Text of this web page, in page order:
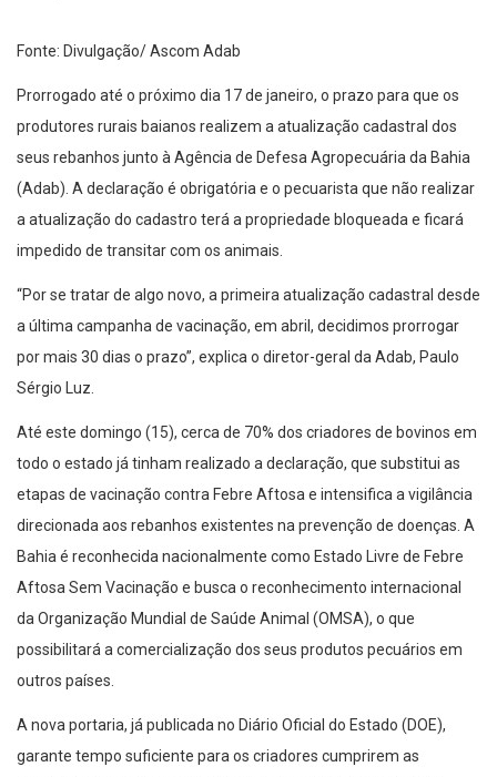
Fonte: Divulgação/ Ascom Adab
Prorrogado até o próximo dia 17 de janeiro, o prazo para que os
produtores rurais baianos realizem a atualização cadastral dos
seus rebanhos junto à Agência de Defesa Agropecuária da Bahia
(Adab). A declaração é obrigatória e o pecuarista que não realizar
a atualização do cadastro terá a propriedade bloqueada e ficará
impedido de transitar com os animais.
“Por se tratar de algo novo, a primeira atualização cadastral desde
a última campanha de vacinação, em abril, decidimos prorrogar
por mais 30 dias o prazo”, explica o diretor-geral da Adab, Paulo
Sérgio Luz.
Até este domingo (15), cerca de 70% dos criadores de bovinos em
todo o estado já tinham realizado a declaração, que substitui as
etapas de vacinação contra Febre Aftosa e intensifica a vigilância
direcionada aos rebanhos existentes na prevenção de doenças. A
Bahia é reconhecida nacionalmente como Estado Livre de Febre
Aftosa Sem Vacinação e busca o reconhecimento internacional
da Organização Mundial de Saúde Animal (OMSA), o que
possibilitará a comercialização dos seus produtos pecuários em
outros países.
A nova portaria, já publicada no Diário Oficial do Estado (DOE),
garante tempo suficiente para os criadores cumprirem as